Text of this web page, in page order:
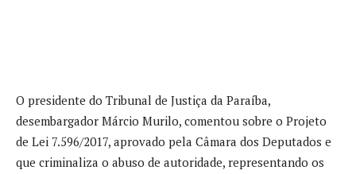
O presidente do Tribunal de Justiça da Paraíba,
desembargador Márcio Murilo, comentou sobre o Projeto
de Lei 7.596/2017, aprovado pela Câmara dos Deputados e
que criminaliza o abuso de autoridade, representando os